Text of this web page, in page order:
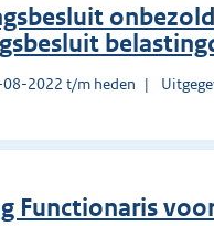
2022 t/m heden
Functionaris